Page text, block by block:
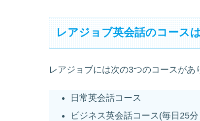
レアジョブ英会話のコース
レアジョブには次の3つのコースがあ
日常英会話コース
ビジネス英会話コース(毎日25分